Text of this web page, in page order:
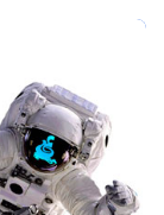
томского
науки в